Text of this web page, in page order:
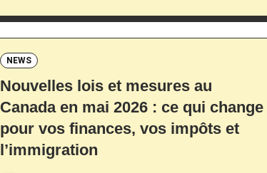
NEWS
Nouvelles lois et mesures au
Canada en mai 2026 : ce qui change
pour vos finances, vos impôts et
l’immigration